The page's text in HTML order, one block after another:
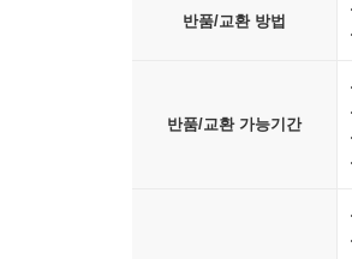
웨스 앤더슨 감독은 아티
작품. 막스 브라더스와
레퍼런스를 하나로 묶은
날카롭고 예민한 머릿속
케이크 맛이 궁금하다면
반품/교환 방법
반품/교환 가능기간